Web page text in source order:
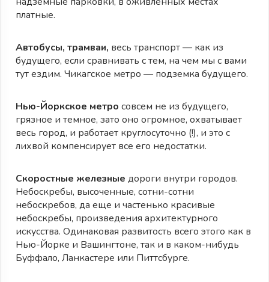
платные.
Автобусы, трамваи, весь транспорт — как из
будущего, если сравнивать с тем, на чем мы с вами
тут ездим. Чикагское метро — подземка будущего.
Нью-Йоркское метро совсем не из будущего,
грязное и темное, зато оно огромное, охватывает
весь город, и работает круглосуточно (!), и это с
лихвой компенсирует все его недостатки.
Скоростные железные дороги внутри городов.
Небоскребы, высоченные, сотни-сотни
небоскребов, да еще и частенько красивые
небоскребы, произведения архитектурного
искусства. Одинаковая развитость всего этого как в
Нью-Йорке и Вашингтоне, так и в каком-нибудь
Буффало, Ланкастере или Питтсбурге.